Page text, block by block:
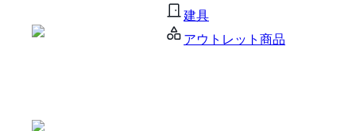
建具
アウトレット商品